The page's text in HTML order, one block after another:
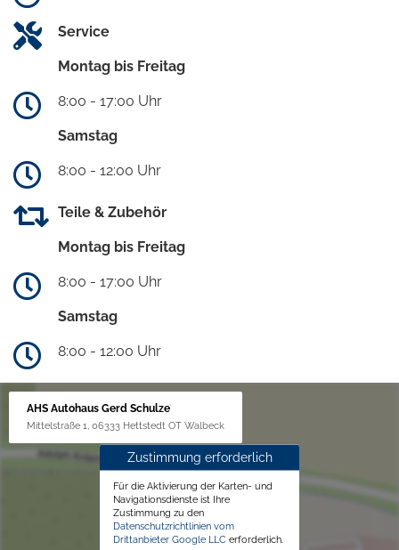
Service
Montag bis Freitag
8:00 - 17:00 Uhr
Samstag
8:00 - 12:00 Uhr
Teile & Zubehör
Montag bis Freitag
8:00 - 17:00 Uhr
Samstag
8:00 - 12:00 Uhr
AHS Autohaus Gerd Schulze
Mittelstraße 1, 06333 Hettstedt OT Walbeck
Zustimmung erforderlich
Für die Aktivierung der Karten- und
Navigationsdienste ist Ihre
Zustimmung zu den
Datenschutzrichtlinien vom
Drittanbieter Google LLC erforderlich.